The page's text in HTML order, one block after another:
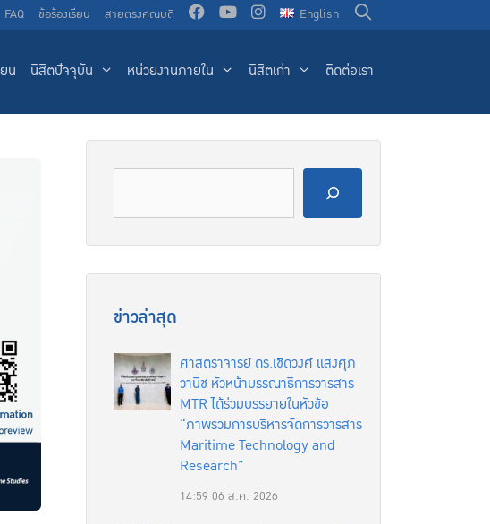
FAQ ข้อร้องเรียน สายตรงคณบดี English
น นิสิตปัจจุบัน หน่วยงานภายใน นิสิตเก่า ติดต่อเรา
ข่าวล่าสุด
ศาสตราจารย์ ดร.เชิดวงศ์ แสงศุภ
วานิช หัวหน้าบรรณาธิการวารสาร
MTR ได้ร่วมบรรยายในหัวข้อ
“ภาพรวมการบริหารจัดการวารสาร
Maritime Technology and
Research”
14:59 06 ส.ค. 2026